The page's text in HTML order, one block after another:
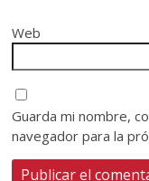
Web
Guarda mi nombre,
navegador para la